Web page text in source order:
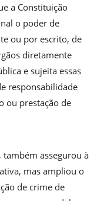
a Constituição
o poder de
ou por escrito, de
diretamente
e sujeita essas
responsabilidade
ou prestação de
também assegurou à
mas ampliou o
de crime de